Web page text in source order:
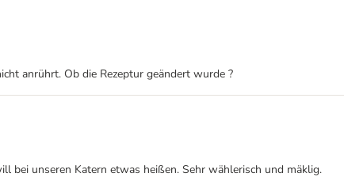
anrührt. Ob die Rezeptur geändert wurde ?
bei unseren Katern etwas heißen. Sehr wählerisch und mäklig.